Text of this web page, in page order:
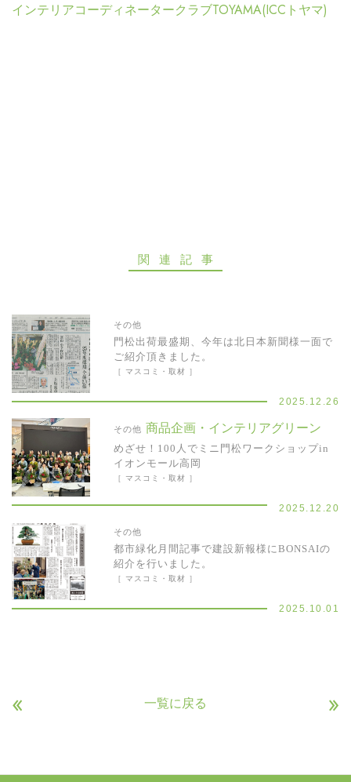
インテリアコーディネータークラブTOYAMA(ICCトヤマ)
お問い合わせ
関連記事
その他
［ マスコミ・取材 ］
門松出荷最盛期、今年は北日本新聞様一面で
ご紹介頂きました。
2025.12.26
その他
［ マスコミ・取材 ］
商品企画・インテリアグリーン
めざせ！100人でミニ門松ワークショップin
イオンモール高岡
2025.12.20
その他
［ マスコミ・取材 ］
都市緑化月間記事で建設新報様にBONSAIの
紹介を行いました。
2025.10.01
« 一覧に戻る »